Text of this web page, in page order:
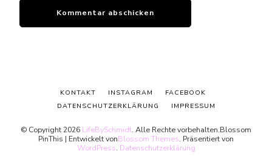
© Copyright 2026 LifeBySchmidt. Alle Rechte vorbehalten.Blossom
PinThis | Entwickelt vonBlossom Themes. Präsentiert von
WordPress. Datenschutzerklärung
KONTAKT INSTAGRAM
FACEBOOK
DATENSCHUTZERKLÄRUNG
IMPRESSUM